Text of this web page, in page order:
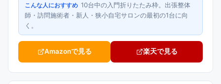
こんな人におすすめ 10台中の入門折りたたみ枠。出張整体
師・訪問施術者・新人・狭小自宅サロンの最初の1台に向
く。
Amazonで見る 楽天で見る